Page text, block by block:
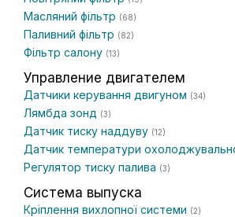
Масляний фільтр (68)
Паливний фільтр (82)
Фільтр салону (13)
Управление двигателем
Датчики керування двигуном (34)
Лямбда зонд (3)
Датчик тиску наддуву (12)
Датчик температури
Регулятор тиску палива (3)
Система выпуска
Кріплення вихлопної системи (2)